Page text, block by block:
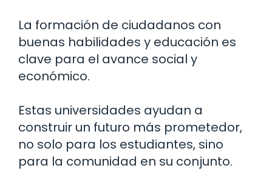
La formación de ciudadanos con
buenas habilidades y educación es
clave para el avance social y
económico.
Estas universidades ayudan a
construir un futuro más prometedor,
no solo para los estudiantes, sino
para la comunidad en su conjunto.